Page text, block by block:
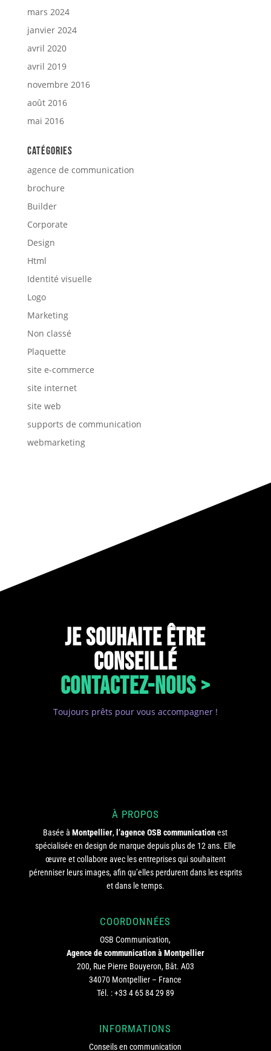
mars 2024
janvier 2024
avril 2020
avril 2019
novembre 2016
août 2016
mai 2016
Catégories
agence de communication
brochure
Builder
Corporate
Design
Html
Identité visuelle
Logo
Marketing
Non classé
Plaquette
site e-commerce
site internet
site web
supports de communication
webmarketing
JE SOUHAITE ÊTRE
CONSEILLÉ
CONTACTEZ-NOUS >
Toujours prêts pour vous accompagner !
À PROPOS
Basée àMontpellier, l’agence OSB communicationest
spécialisée en design de marque depuis plus de 12 ans. Elle
œuvre et collabore avec les entreprises qui souhaitent
pérenniser leurs images, afin qu’elles perdurent dans les esprits
et dans le temps.
COORDONNÉES
OSB Communication,
Agence de communication à Montpellier
200, Rue Pierre Bouyeron, Bât. A03
34070 Montpellier – France
Tél. :+33 4 65 84 29 89
INFORMATIONS
Conseils en communication